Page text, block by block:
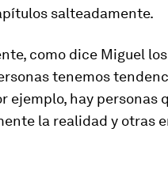
salteadamente.
como dice Miguel
tenemos
ejemplo, hay
la realidad y otras